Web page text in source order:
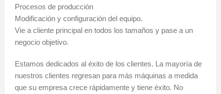
Procesos de producción
Modificación y configuración del equipo.
Vie a cliente principal en todos los tamaños y pase a un
negocio objetivo.
Estamos dedicados al éxito de los clientes. La mayoría de
nuestros clientes regresan para más máquinas a medida
que su empresa crece rápidamente y tiene éxito. No